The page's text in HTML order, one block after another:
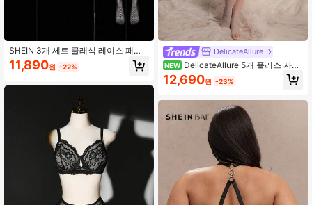
SHEIN 3개 세트 클래식 레이스 패치
워크 보우 타이 할로우 섹시 나이트가
운
11,890원 -22%
DelicateAllure
NEW DelicateAllure 5개 플러스 사이
즈 러브리 레이스 시스루 섹시한 란제
리 세트(스타킹 포함)
12,690원 -23%